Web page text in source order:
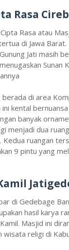
Rasa
Rasa atau
di Jawa Barat.
Jati masih
Sunan
berada di area
kental
banyak
menjadi dua
Kedua ruangan
9 pintu yang
di Gedebage
hasil karya
Masjid ini
wisata religi di